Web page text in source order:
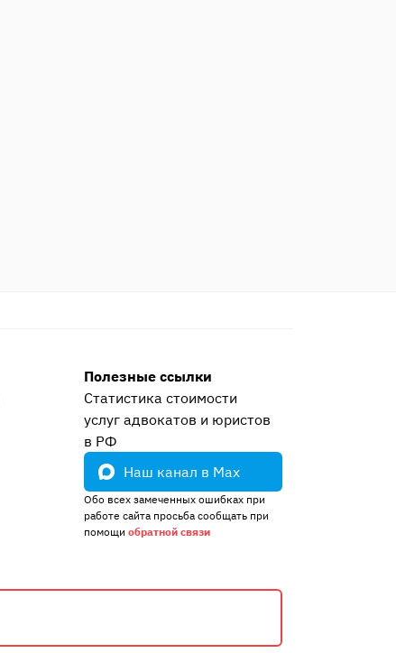
Полезные ссылки
Статистика стоимости
услуг адвокатов и юристов
в РФ
Наш канал в Max
Обо всех замеченных ошибках при
работе сайта просьба сообщать при
помощи обратной связи